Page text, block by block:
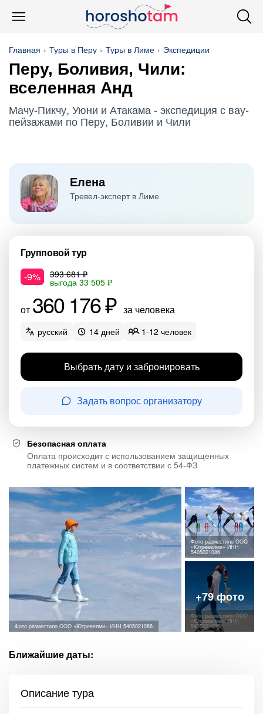
Главная Туры в Перу Туры в Лиме Экспедиции
Перу, Боливия, Чили:
вселенная Анд
Мачу-Пикчу, Уюни и Атакама - экспедиция с вау-
пейзажами по Перу, Боливии и Чили
Елена
Тревел-эксперт в Лиме
Групповой тур
-9%
393 681 ₽
выгода 33 505 ₽
от 360 176 ₽ за человека
русский 14 дней 1-12 человек
Выбрать дату и забронировать
Задать вопрос организатору
Безопасная оплата
Оплата происходит с использованием защищенных
платежных систем и в соответствии с 54-ФЗ
Фото разместило ООО «Ютревелми» ИНН 5405021086
Фото разместило ООО
«Ютревелми» ИНН
5405021086
Фото разместило ООО
«Ютревелми» ИНН
5405021086
Ближайшие даты:
Описание тура